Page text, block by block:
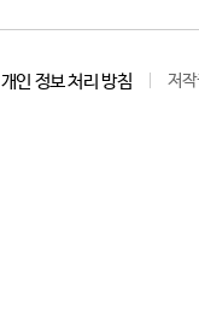
개인 정보 처리 방침 저